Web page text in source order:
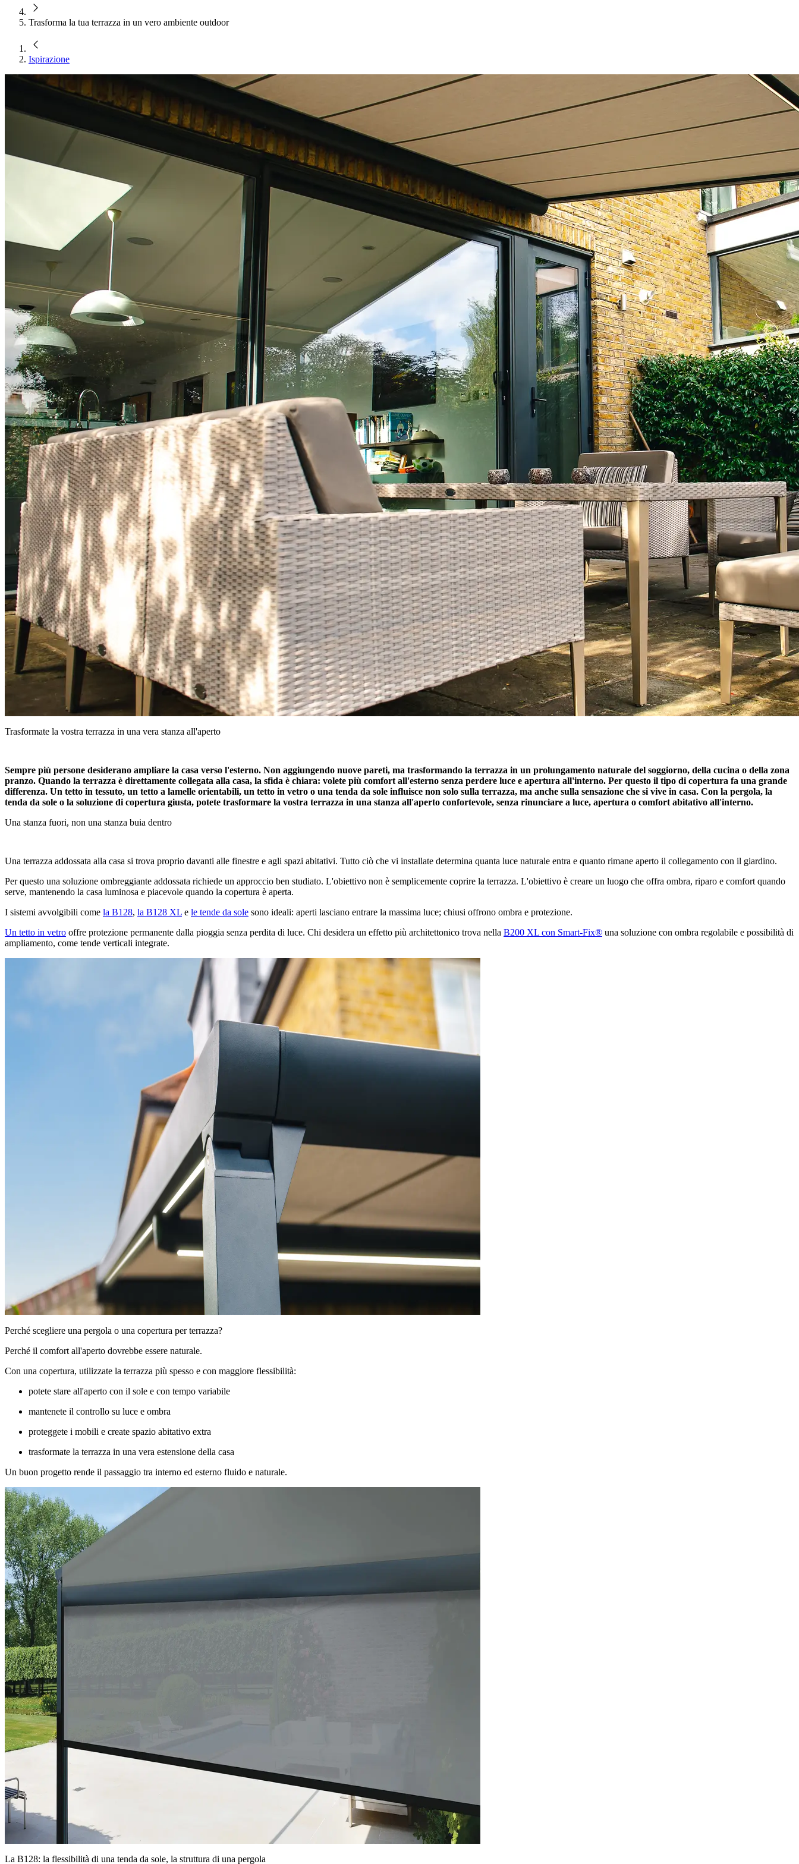
Trasforma la tua terrazza in un vero ambiente outdoor
Ispirazione
Trasformate la vostra terrazza in una vera stanza all'aperto
Sempre più persone desiderano ampliare la casa verso l'esterno. Non aggiungendo nuove pareti, ma trasformando la terrazza in un prolungamento naturale del soggiorno, della cucina o della zona
pranzo. Quando la terrazza è direttamente collegata alla casa, la sfida è chiara: volete più comfort all'esterno senza perdere luce e apertura all'interno. Per questo il tipo di copertura fa una grande
differenza. Un tetto in tessuto, un tetto a lamelle orientabili, un tetto in vetro o una tenda da sole influisce non solo sulla terrazza, ma anche sulla sensazione che si vive in casa. Con la pergola, la
tenda da sole o la soluzione di copertura giusta, potete trasformare la vostra terrazza in una stanza all'aperto confortevole, senza rinunciare a luce, apertura o comfort abitativo all'interno.
Una stanza fuori, non una stanza buia dentro
Una terrazza addossata alla casa si trova proprio davanti alle finestre e agli spazi abitativi. Tutto ciò che vi installate determina quanta luce naturale entra e quanto rimane aperto il collegamento con il giardino.
Per questo una soluzione ombreggiante addossata richiede un approccio ben studiato. L'obiettivo non è semplicemente coprire la terrazza. L'obiettivo è creare un luogo che offra ombra, riparo e comfort quando
serve, mantenendo la casa luminosa e piacevole quando la copertura è aperta.
I sistemi avvolgibili come la B128, la B128 XL e le tende da sole sono ideali: aperti lasciano entrare la massima luce; chiusi offrono ombra e protezione.
Un tetto in vetro offre protezione permanente dalla pioggia senza perdita di luce. Chi desidera un effetto più architettonico trova nella B200 XL con Smart-Fix® una soluzione con ombra regolabile e possibilità di
ampliamento, come tende verticali integrate.
Perché scegliere una pergola o una copertura per terrazza?
Perché il comfort all'aperto dovrebbe essere naturale.
Con una copertura, utilizzate la terrazza più spesso e con maggiore flessibilità:
potete stare all'aperto con il sole e con tempo variabile
mantenete il controllo su luce e ombra
proteggete i mobili e create spazio abitativo extra
trasformate la terrazza in una vera estensione della casa
Un buon progetto rende il passaggio tra interno ed esterno fluido e naturale.
La B128: la flessibilità di una tenda da sole, la struttura di una pergola